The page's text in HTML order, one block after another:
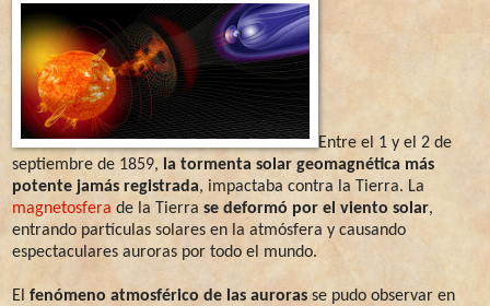
Entre el 1 y el 2 de
septiembre de 1859, la tormenta solar geomagnética más
potente jamás registrada, impactaba contra la Tierra. La
magnetosfera de la Tierra se deformó por el viento solar,
entrando partículas solares en la atmósfera y causando
espectaculares auroras por todo el mundo.
El fenómeno atmosférico de las auroras se pudo observar en